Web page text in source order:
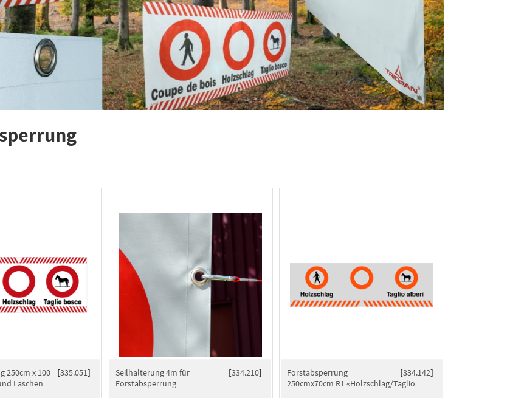
[335.051]
250cm x 100
Laschen
[334.210]
Seilhalterung 4m für
Forstabsperrung
[334.142]
Forstabsperrung
250cmx70cm R1 «Holzschlag/Taglio